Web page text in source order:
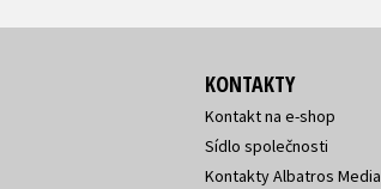
KONTAKTY
Kontakt na e-shop
Sídlo společnosti
Kontakty Albatros Media